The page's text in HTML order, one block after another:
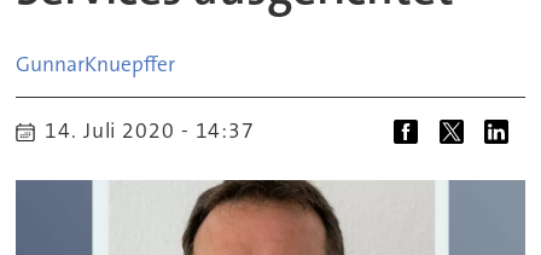
GunnarKnuepffer
14. Juli 2020 - 14:37